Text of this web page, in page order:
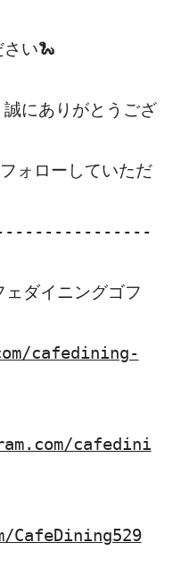
い🐍
にありがとうござ
ォローしていただ
ダイニングゴフ
cafedining-
cafedini